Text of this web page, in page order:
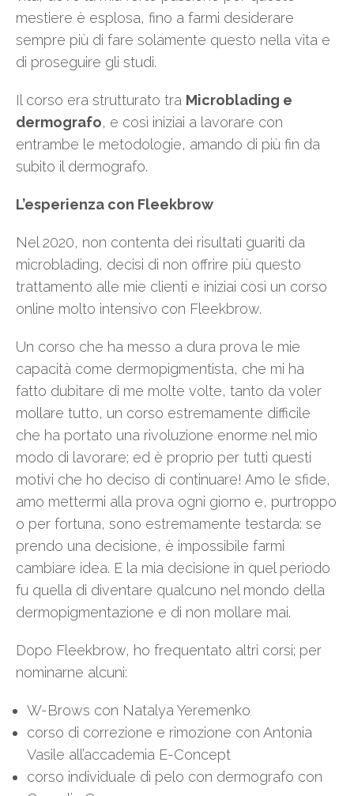
mestiere è esplosa, fino a farmi desiderare
sempre più di fare solamente questo nella vita e
di proseguire gli studi.
Il corso era strutturato tra Microblading e
dermografo, e così iniziai a lavorare con
entrambe le metodologie, amando di più fin da
subito il dermografo.
L’esperienza con Fleekbrow
Nel 2020, non contenta dei risultati guariti da
microblading, decisi di non offrire più questo
trattamento alle mie clienti e iniziai così un corso
online molto intensivo con Fleekbrow.
Un corso che ha messo a dura prova le mie
capacità come dermopigmentista, che mi ha
fatto dubitare di me molte volte, tanto da voler
mollare tutto, un corso estremamente difficile
che ha portato una rivoluzione enorme nel mio
modo di lavorare; ed è proprio per tutti questi
motivi che ho deciso di continuare! Amo le sfide,
amo mettermi alla prova ogni giorno e, purtroppo
o per fortuna, sono estremamente testarda: se
prendo una decisione, è impossibile farmi
cambiare idea. E la mia decisione in quel periodo
fu quella di diventare qualcuno nel mondo della
dermopigmentazione e di non mollare mai.
Dopo Fleekbrow, ho frequentato altri corsi; per
nominarne alcuni:
W-Brows con Natalya Yeremenko
corso di correzione e rimozione con Antonia
Vasile all’accademia E-Concept
corso individuale di pelo con dermografo con